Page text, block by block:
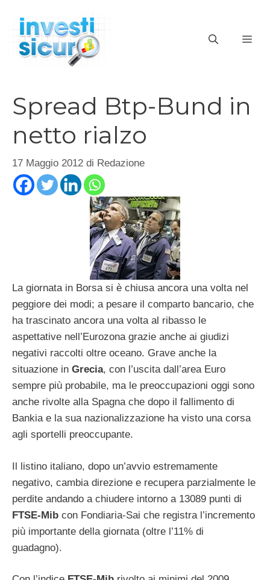
contenuto
Spread Btp-Bund in
netto rialzo
17 Maggio 2012 di Redazione
La giornata in Borsa si è chiusa ancora una volta nel
peggiore dei modi; a pesare il comparto bancario, che
ha trascinato ancora una volta al ribasso le
aspettative nell’Eurozona grazie anche ai giudizi
negativi raccolti oltre oceano. Grave anche la
situazione in Grecia, con l’uscita dall’area Euro
sempre più probabile, ma le preoccupazioni oggi sono
anche rivolte alla Spagna che dopo il fallimento di
Bankia e la sua nazionalizzazione ha visto una corsa
agli sportelli preoccupante.
Il listino italiano, dopo un’avvio estremamente
negativo, cambia direzione e recupera parzialmente le
perdite andando a chiudere intorno a 13089 punti di
FTSE-Mib con Fondiaria-Sai che registra l’incremento
più importante della giornata (oltre l’11% di
guadagno).